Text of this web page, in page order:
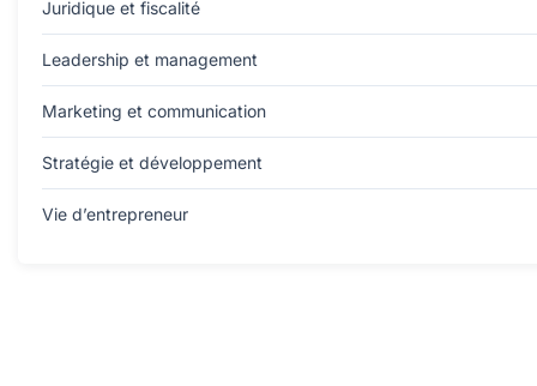
Juridique et fiscalité
Leadership et management
Marketing et communication
Stratégie et développement
Vie d’entrepreneur